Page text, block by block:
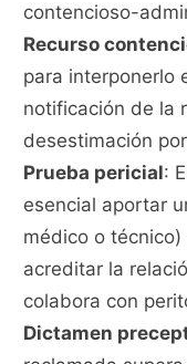
contencioso-
Recurso
para interponerlo
notificación de la
desestimación
Prueba pericial:
esencial aportar
médico o
acreditar la
colabora con
Dictamen